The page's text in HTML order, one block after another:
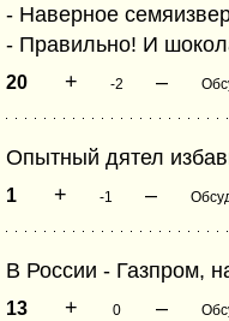
- Наверное
- Правильно! И
20 + -2 –
Опытный дятел
1 + -1 –
В России - Газпром,
13 + 0 –